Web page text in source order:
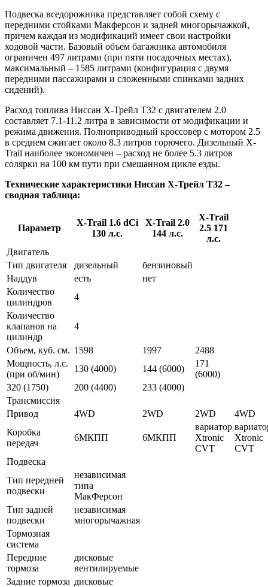
Подвеска вседорожника представляет собой схему с
передними стойками Макферсон и задней многорычажкой,
причем каждая из модификаций имеет свои настройки
ходовой части. Базовый объем багажника автомобиля
ограничен 497 литрами (при пяти посадочных местах),
максимальный – 1585 литрами (конфигурация с двумя
передними пассажирами и сложенными спинками задних
сидений).
Расход топлива Ниссан Х-Трейл Т32 с двигателем 2.0
составляет 7.1-11.2 литра в зависимости от модификации и
режима движения. Полноприводный кроссовер с мотором 2.5
в среднем сжигает около 8.3 литров горючего. Дизельный X-
Trail наиболее экономичен – расход не более 5.3 литров
солярки на 100 км пути при смешанном цикле езды.
Технические характеристики Ниссан Х-Трейл Т32 –
сводная таблица:
Параметр
X-Trail 1.6 dCi
130 л.с.
X-Trail 2.0
144 л.с.
X-Trail
2.5 171
л.с.
Двигатель
Тип двигателя
дизельный
бензиновый
Наддув
есть
нет
Количество
цилиндров
4
Количество
клапанов на
цилиндр
4
Объем, куб. см. 1598 1997
2488
Мощность, л.с.
(при об/мин)
130 (4000) 144 (6000)
171
(6000)
320 (1750)
200 (4400)
233 (4000)
Трансмиссия
Привод
4WD 2WD 2WD
4WD
Коробка
передач
6МКПП 6МКПП
вариатор
Xtronic
CVT
Xtronic
CVT
Подвеска
Тип передней
подвески
независимая
типа
МакФерсон
Тип задней
подвески
независимая
многорычажная
Тормозная
система
Передние
тормоза
дисковые
вентилируемые
Задние тормоза дисковые